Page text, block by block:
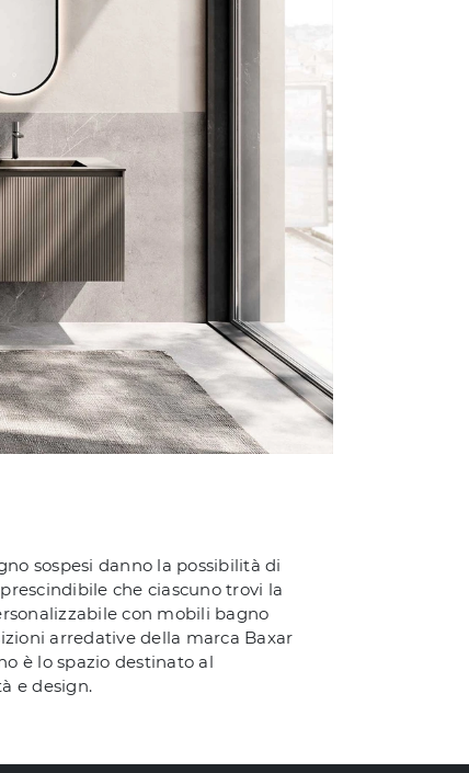
sospesi danno la possibilità di
che ciascuno trovi la
con mobili bagno
arredative della marca Baxar
è lo spazio destinato al
e design.